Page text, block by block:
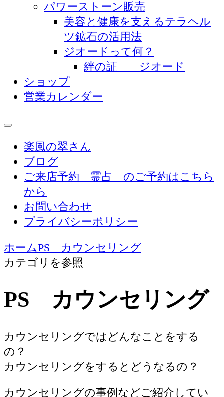
パワーストーン販売
美容と健康を支えるテラヘル
ツ鉱石の活用法
ジオードって何？
絆の証 ジオード
ショップ
営業カレンダー
楽風の翠さん
ブログ
ご来店予約 霊占 のご予約はこちら
から
お問い合わせ
プライバシーポリシー
ホームPS カウンセリング
カテゴリを参照
PS カウンセリング
カウンセリングではどんなことをする
の？
カウンセリングをするとどうなるの？
カウンセリングの事例などご紹介してい